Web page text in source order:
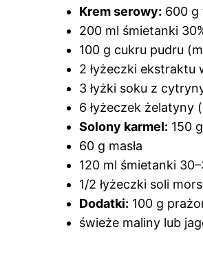
Krem serowy: 600 g
200 ml śmietanki
100 g cukru pudru
2 łyżeczki ekstraktu
3 łyżki soku z
6 łyżeczek żelatyny
Solony karmel: 150
60 g masła
120 ml śmietanki
1/2 łyżeczki soli
Dodatki: 100 g
świeże maliny lub